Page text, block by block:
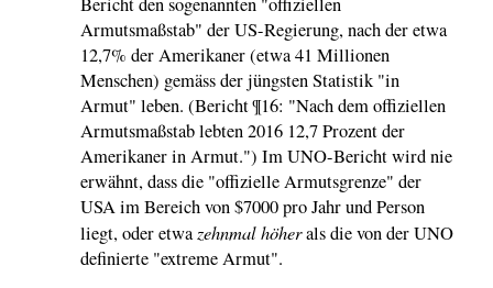
Armutsmaßstab" der US-Regierung, nach der etwa
12,7% der Amerikaner (etwa 41 Millionen
Menschen) gemäss der jüngsten Statistik "in
Armut" leben. (Bericht ¶16: "Nach dem offiziellen
Armutsmaßstab lebten 2016 12,7 Prozent der
Amerikaner in Armut.") Im UNO-Bericht wird nie
erwähnt, dass die "offizielle Armutsgrenze" der
USA im Bereich von $7000 pro Jahr und Person
liegt, oder etwa zehnmal höherals die von der UNO
definierte "extreme Armut".